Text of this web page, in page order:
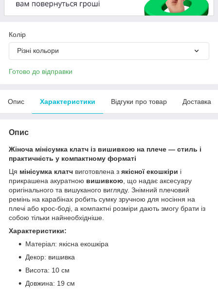
Колір
Різні кольори
Готово до відправки
Опис Характеристики Відгуки про товар Доставка
Опис
Жіноча мінісумка клатч із вишивкою на плече — стиль і
практичність у компактному форматі
Ця мінісумка клатч виготовлена з якісної екошкіри і
прикрашена акуратною вишивкою, що надає аксесуару
оригінального та вишуканого вигляду. Знімний плечовий
ремінь на карабінах робить сумку зручною для носіння на
плечі або крос-боді, а компактні розміри дають змогу брати із
собою тільки найнеобхідніше.
Характеристики:
Матеріал: якісна екошкіра
Декор: вишивка
Висота: 10 см
Довжина: 19 см